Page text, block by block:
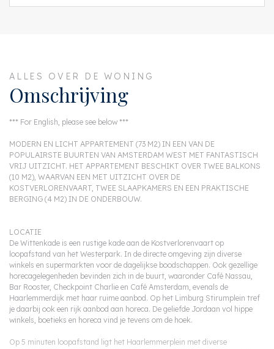
ALLES OVER DE WONING
Omschrijving
*** For English, please see below ***
MODERN EN LICHT APPARTEMENT (73 M2) IN EEN VAN DE
POPULAIRSTE BUURTEN VAN AMSTERDAM WEST MET FANTASTISCH
VRIJ UITZICHT. HET APPARTEMENT BESCHIKT OVER TWEE BALKONS
(10 M2), WAARVAN EEN MET UITZICHT OVER DE
KOSTVERLORENVAART, TWEE SLAAPKAMERS EN EEN PRAKTISCHE
BERGING (4 M2) IN DE ONDERBOUW.
LOCATIE
De Wittenkade is een rustige kade aan de Kostverlorenvaart op
loopafstand van het Westerpark. In de directe omgeving zijn diverse
winkels en supermarkten voor de dagelijkse boodschappen. Ook gezellige
horecagelegenheden bevinden zich in de buurt, waaronder Café Nassau,
Bar Rooster, Checkpoint Charlie en Café Amsterdam, evenals de
Haarlemmerdijk met haar ruime aanbod. Op het Limburg Stirumplein tref
je daarbij ook een rijk aanbod aan horeca. De geliefde Jordaan vol hippe
winkels, boetieks en horeca vind je tevens om de hoek.
Op 5 minuten loopafstand ligt het Haarlemmerplein met diverse